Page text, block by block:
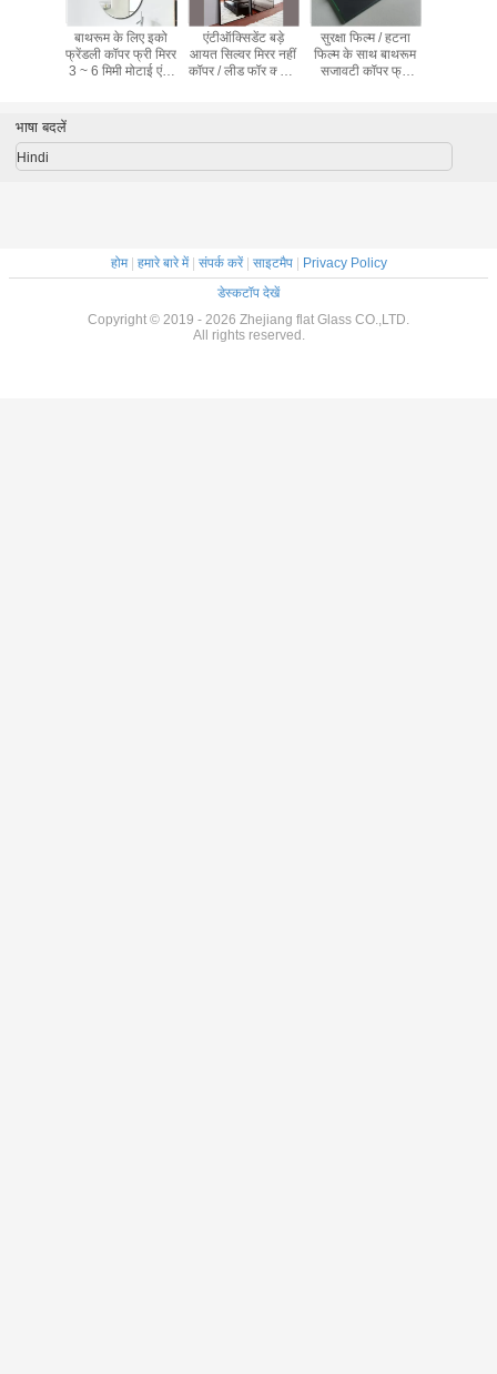
बाथरूम के लिए इको
फ्रेंडली कॉपर फ्री मिरर
3 ~ 6 मिमी मोटाई एंटी
एंटीऑक्सिडेंट बड़े
आयत सिल्वर मिरर नहीं
कॉपर / लीड फॉर क्लॉथ
सुरक्षा फिल्म / हटना
फिल्म के साथ बाथरूम
सजावटी कॉपर फ्री
भाषा बदलें
Hindi
होम| हमारे बारे में| संपर्क करें| साइटमैप| Privacy Policy
डेस्कटॉप देखें
Copyright © 2019 - 2026 Zhejiang flat Glass CO.,LTD.
All rights reserved.